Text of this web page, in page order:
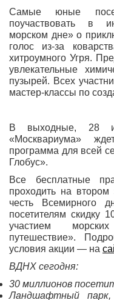
Самые юные
поучаствовать в
морском дне» о
голос из-за
хитроумного Угря.
увлекательные
пузырей. Всех
мастер-классы по
В выходные, 28 и
«Москвариума»
программа для всей
Глобус».
Все бесплатные
проходить на
честь Всемирного
посетителям скидку
участием
путешествие».
условия акции — на
ВДНХ сегодня:
30 миллионов
Ландшафтный